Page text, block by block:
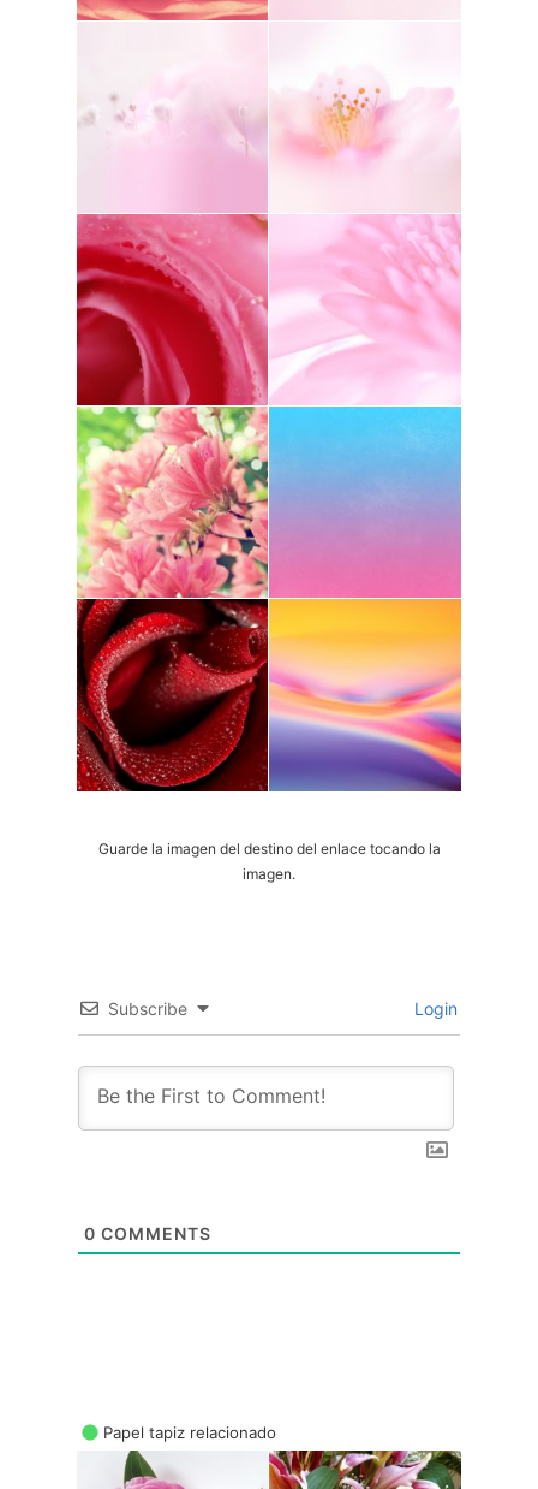
Guarde la imagen del destino del enlace tocando la
imagen.
Subscribe Login
0 COMMENTS
Papel tapiz relacionado